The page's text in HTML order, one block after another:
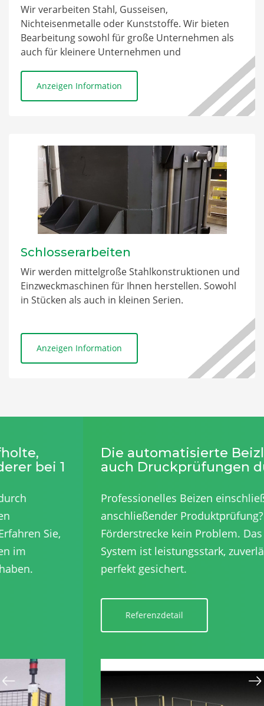
Wir verarbeiten Stahl, Gusseisen,
Nichteisenmetalle oder Kunststoffe. Wir bieten
Bearbeitung sowohl für große Unternehmen als
auch für kleinere Unternehmen und
Anzeigen Information
Schlosserarbeiten
Wir werden mittelgroße Stahlkonstruktionen und
Einzweckmaschinen für Ihnen herstellen. Sowohl
in Stücken als auch in kleinen Serien.
Anzeigen Information
Die automatisierte Beizlinie führt
auch Druckprüfungen durch.
Professionelles Beizen einschließlich
anschließender Produktprüfung? Auf unserer
Förderstrecke kein Problem. Das gesamte
System ist leistungsstark, zuverlässig und
perfekt gesichert.